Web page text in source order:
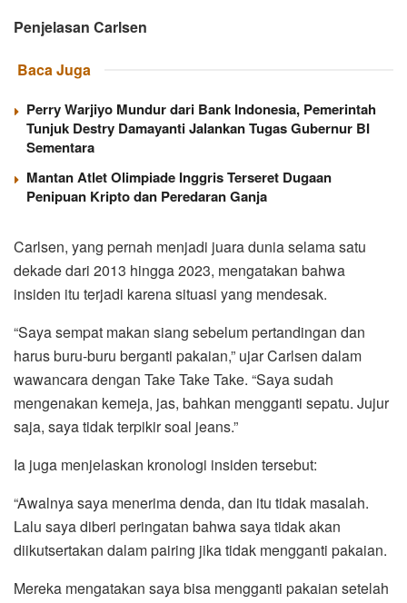
Penjelasan Carlsen
Baca Juga
Perry Warjiyo Mundur dari Bank Indonesia, Pemerintah
Tunjuk Destry Damayanti Jalankan Tugas Gubernur BI
Sementara
Mantan Atlet Olimpiade Inggris Terseret Dugaan
Penipuan Kripto dan Peredaran Ganja
Carlsen, yang pernah menjadi juara dunia selama satu
dekade dari 2013 hingga 2023, mengatakan bahwa
insiden itu terjadi karena situasi yang mendesak.
“Saya sempat makan siang sebelum pertandingan dan
harus buru-buru berganti pakaian,” ujar Carlsen dalam
wawancara dengan Take Take Take. “Saya sudah
mengenakan kemeja, jas, bahkan mengganti sepatu. Jujur
saja, saya tidak terpikir soal jeans.”
Ia juga menjelaskan kronologi insiden tersebut:
“Awalnya saya menerima denda, dan itu tidak masalah.
Lalu saya diberi peringatan bahwa saya tidak akan
diikutsertakan dalam pairing jika tidak mengganti pakaian.
Mereka mengatakan saya bisa mengganti pakaian setelah